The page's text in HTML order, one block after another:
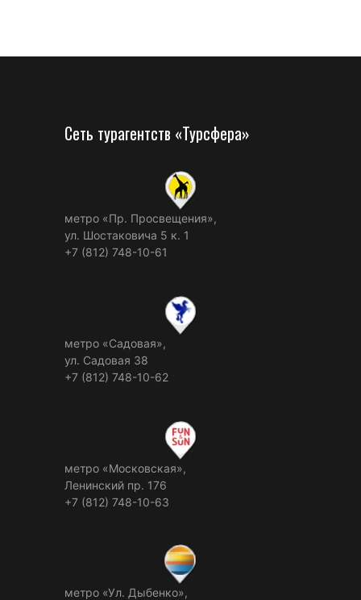
Сеть турагентств «Турсфера»
метро «Пр. Просвещения»,
ул. Шостаковича 5 к. 1
+7 (812) 748-10-61
метро «Садовая»,
ул. Садовая 38
+7 (812) 748-10-62
метро «Московская»,
Ленинский пр. 176
+7 (812) 748-10-63
метро «Ул. Дыбенко»,